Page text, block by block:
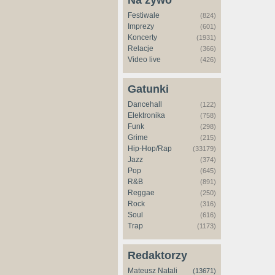
Festiwale (824)
Imprezy (601)
Koncerty (1931)
Relacje (366)
Video live (426)
Gatunki
Dancehall (122)
Elektronika (758)
Funk (298)
Grime (215)
Hip-Hop/Rap (33179)
Jazz (374)
Pop (645)
R&B (891)
Reggae (250)
Rock (316)
Soul (616)
Trap (1173)
Redaktorzy
Mateusz Natali (13671)